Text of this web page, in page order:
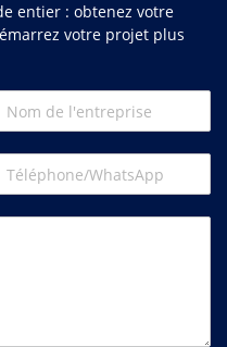
entier : obtenez votre
votre projet plus